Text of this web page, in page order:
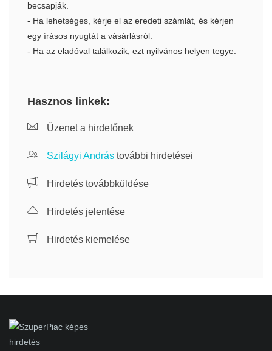
becsapják.
- Ha lehetséges, kérje el az eredeti számlát, és kérjen
egy írásos nyugtát a vásárlásról.
- Ha az eladóval találkozik, ezt nyilvános helyen tegye.
Hasznos linkek:
Üzenet a hirdetőnek
Szilágyi András további hirdetései
Hirdetés továbbküldése
Hirdetés jelentése
Hirdetés kiemelése